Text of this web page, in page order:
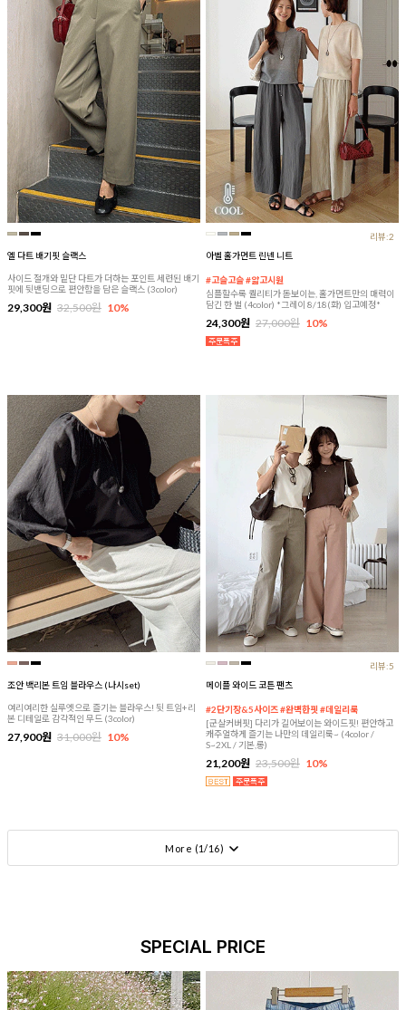
엘 다트 배기핏 슬랙스
사이드 절개와 밑단 다트가 더하는 포인트 세련된 배기
핏에 뒷밴딩으로 편안함을 담은 슬랙스 (3color)
29,300원 32,500원 10%
리뷰:2
아벨 홀가먼트 린넨 니트
#고슬고슬 #얇고시원
심플할수록 퀄리티가 돋보이는, 홀가먼트만의 매력이
담긴 한 벌 (4color) *그레이 8/18(화) 입고예정*
24,300원 27,000원 10%
조안 백리본 트임 블라우스 (나시set)
여리여리한 실루엣으로 즐기는 블라우스! 뒷 트임+리
본 디테일로 감각적인 무드 (3color)
27,900원 31,000원 10%
리뷰:5
메이플 와이드 코튼 팬츠
#2단기장&5사이즈 #완벽한핏 #데일리룩
[군살커버핏] 다리가 길어보이는 와이드핏! 편안하고
캐주얼하게 즐기는 나만의 데일리룩~ (4color /
S~2XL / 기본,롱)
21,200원 23,500원 10%
More (1/16)
SPECIAL PRICE